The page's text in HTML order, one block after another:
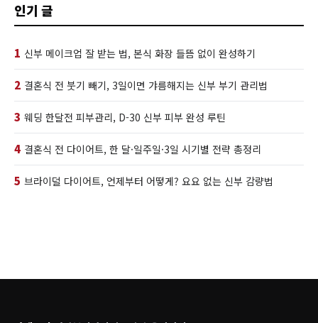
인기 글
1 신부 메이크업 잘 받는 법, 본식 화장 들뜸 없이 완성하기
2 결혼식 전 붓기 빼기, 3일이면 갸름해지는 신부 부기 관리법
3 웨딩 한달전 피부관리, D-30 신부 피부 완성 루틴
4 결혼식 전 다이어트, 한 달·일주일·3일 시기별 전략 총정리
5 브라이덜 다이어트, 언제부터 어떻게? 요요 없는 신부 감량법